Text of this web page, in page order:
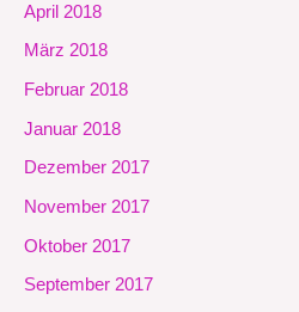
April 2018
März 2018
Februar 2018
Januar 2018
Dezember 2017
November 2017
Oktober 2017
September 2017